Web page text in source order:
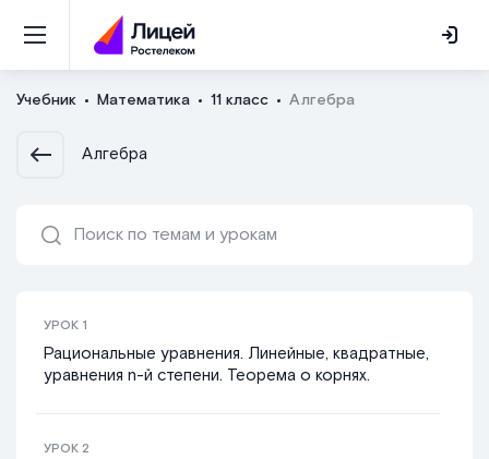
Учебник Математика 11 класс Алгебра
Алгебра
УРОК 1
Рациональные уравнения. Линейные, квадратные,
уравнения n-й степени. Теорема о корнях.
УРОК 2